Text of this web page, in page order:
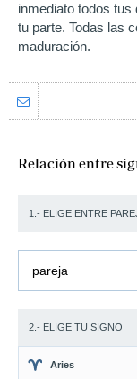
inmediato todos
tu parte. Todas las
maduración.
Relación entre
1.- ELIGE ENTRE
pareja
2.- ELIGE TU SIGNO
Aries